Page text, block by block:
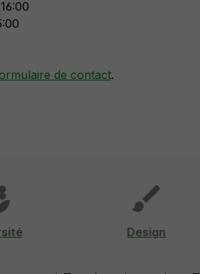
de contact.
brush
Design